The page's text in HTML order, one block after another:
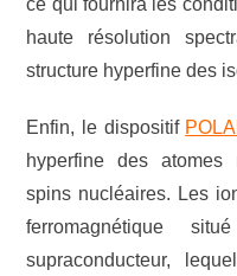
ce qui fournira les
haute résolution
structure hyperfine des
Enfin, le dispositif
hyperfine des atomes
spins nucléaires. Les
ferromagnétique
supraconducteur,